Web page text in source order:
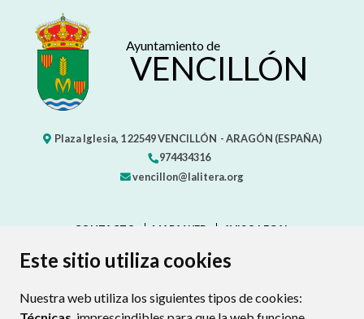
Este sitio utiliza cookies
Nuestra web utiliza los siguientes tipos de cookies:
Ayuntamiento de
VENCILLÓN
Plaza Iglesia, 122549VENCILLÓN - ARAGÓN (ESPAÑA)
974434316
vencillon@lalitera.org
CONTACTO MAPA WEB
AVISO LEGAL
PROTECCIÓN DE DATOS
POLÍTICA DE COOKIES
ENLACE EXTERNO AL